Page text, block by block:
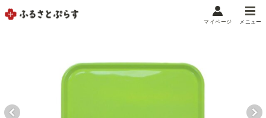
メニュー
メニュー
マイページ